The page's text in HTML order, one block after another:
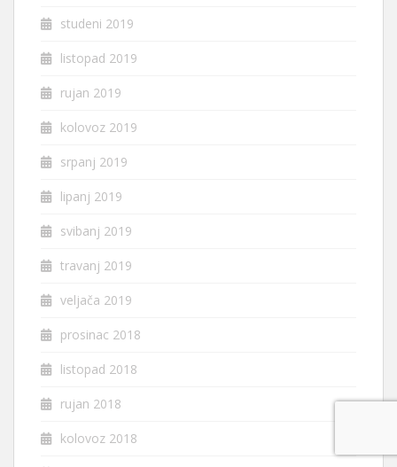
studeni 2019
listopad 2019
rujan 2019
kolovoz 2019
srpanj 2019
lipanj 2019
svibanj 2019
travanj 2019
veljača 2019
prosinac 2018
listopad 2018
rujan 2018
kolovoz 2018